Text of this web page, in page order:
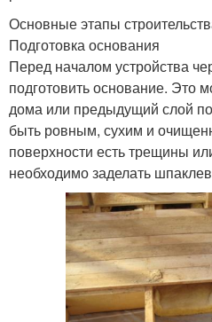
Основные этапы
Подготовка основания
Перед началом устройства
подготовить основание. Это
дома или предыдущий слой
быть ровным, сухим и
поверхности есть трещины
необходимо заделать